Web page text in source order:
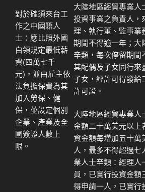
對於確須來台工
作之中國籍人
士：應比照外國
白領規定最低薪
資(四萬七千
元)，並由雇主依
法負擔保費為其
加入勞保、健
保，並設定個別
企業、產業及全
國簽證人數上
限。
大陸地區經貿專業人
投資事業之負責人，
理、執行董、監事業
期間不得逾一年；大
辛類， 每次停留期間
其配偶及子女同行來
子女，經許可得發給
許可證 。
大陸地區經貿專業人
金額二十萬美元以上
資金額每增加五十萬
人，最多不得超過七
業人士辛類 ：經理
員，已實行投資金額
得申請一人，已實行